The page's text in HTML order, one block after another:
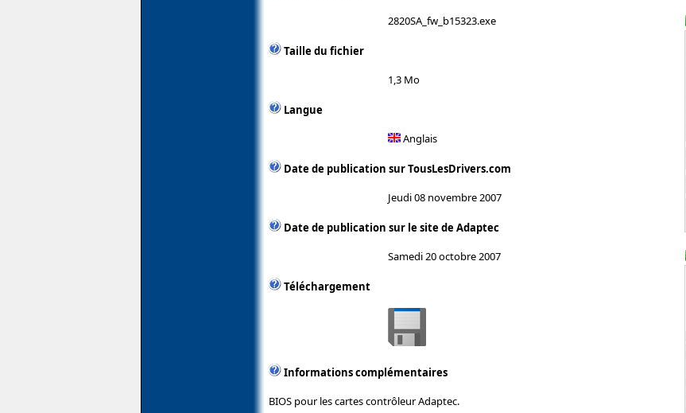
2820SA_fw_b15323.exe
Taille du fichier
1,3 Mo
Langue
Anglais
Date de publication sur TousLesDrivers.com
Jeudi 08 novembre 2007
Date de publication sur le site de Adaptec
Samedi 20 octobre 2007
Téléchargement
Informations complémentaires
BIOS pour les cartes contrôleur Adaptec.